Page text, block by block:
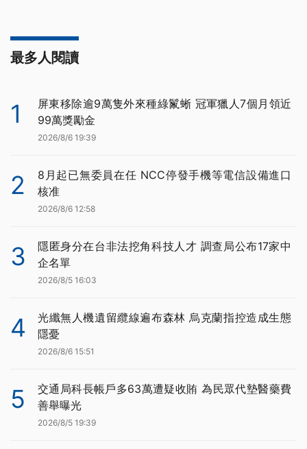
最多人閱讀
1
屏東移除逾9萬隻外來種綠鬣蜥 冠軍獵人7個月領近
99萬獎勵金
2026/8/6 19:39
2
8月起已無委員在任 NCC停發手機等電信設備進口
核准
2026/8/6 12:58
3
隱匿身分在台非法挖角科技人才 調查局公布17家中
企名單
2026/8/5 16:03
4
光纖無人機遺留纜線遍布森林 烏克蘭指控造成生態
隱憂
2026/8/6 15:51
5
交通局科長帳戶多63萬遭疑收賄 為民眾代墊醫藥費
善舉曝光
2026/8/5 19:39